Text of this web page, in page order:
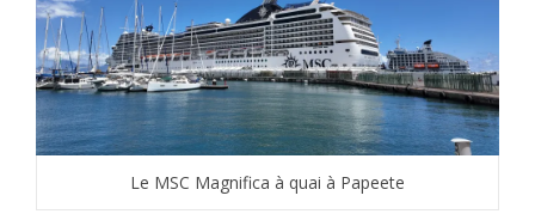
Le MSC Magnifica à quai à Papeete